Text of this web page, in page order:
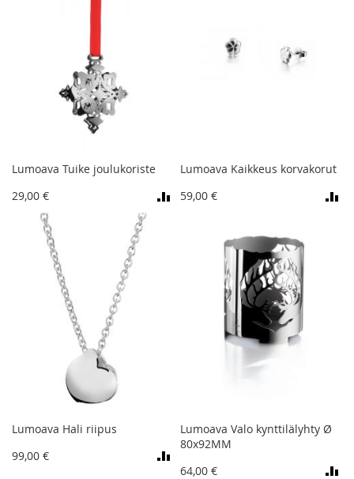
Lumoava Tuike joulukoriste
29,00 €
Lumoava Kaikkeus korvakorut
59,00 €
Lumoava Hali riipus
99,00 €
Lumoava Valo kynttilälyhty Ø
80x92MM
64,00 €